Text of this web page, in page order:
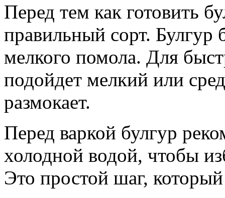
Перед тем как готовить
правильный сорт. Булгур
мелкого помола. Для
подойдет мелкий или
размокает.
Перед варкой булгур
холодной водой, чтобы
Это простой шаг,